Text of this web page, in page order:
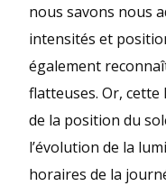
nous savons nous
intensités et
également
flatteuses. Or,
de la position du
l’évolution de la
horaires de la